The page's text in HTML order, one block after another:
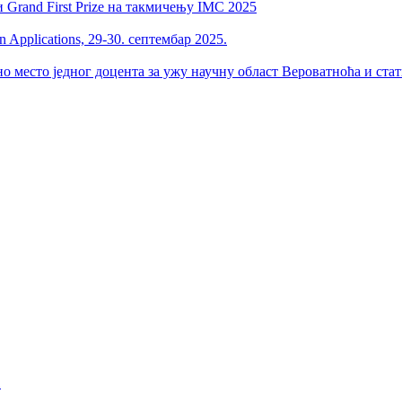
Grand First Prize на такмичењу IMC 2025
29-30. септембар 2025.
једног доцента за ужу научну област Вероватноћа и